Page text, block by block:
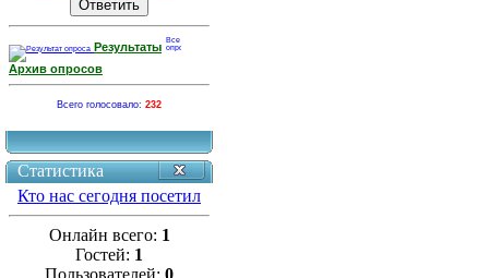
Результаты
Архив опросов
Всего голосовало: 232
Статистика
Кто нас сегодня посетил
Онлайн всего: 1
Гостей: 1
Пользователей: 0